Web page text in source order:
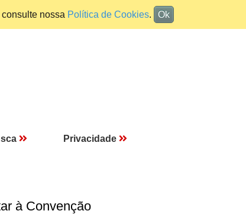
nossa Política de Cookies. Ok
Privacidade
à Convenção